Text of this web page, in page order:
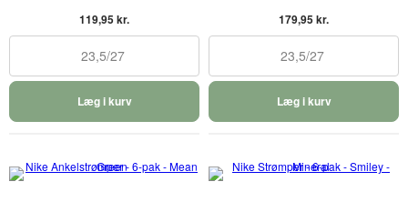
119,95 kr.
23,5/27
Læg i kurv
179,95 kr.
23,5/27
Læg i kurv